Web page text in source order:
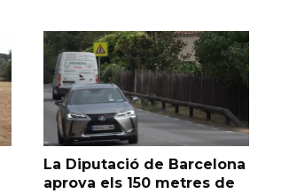
La Diputació de Barcelona
aprova els 150 metres de